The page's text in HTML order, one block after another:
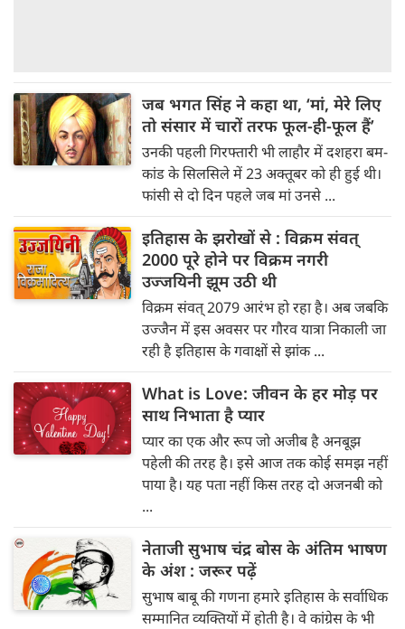
जब भगत सिंह ने कहा था, ‘मां, मेरे लिए
तो संसार में चारों तरफ फूल-ही-फूल हैं’
उनकी पहली गिरफ्तारी भी लाहौर में दशहरा बम-
कांड के सिलसिले में 23 अक्तूबर को ही हुई थी।
फांसी से दो दिन पहले जब मां उनसे ...
इतिहास के झरोखों से : विक्रम संवत्
2000 पूरे होने पर विक्रम नगरी
उज्जयिनी झूम उठी थी
विक्रम संवत् 2079 आरंभ हो रहा है। अब जबकि
उज्जैन में इस अवसर पर गौरव यात्रा निकाली जा
रही है इतिहास के गवाक्षों से झांक ...
What is Love: जीवन के हर मोड़ पर
साथ निभाता है प्यार
प्यार का एक और रूप जो अजीब है अनबूझ
पहेली की तरह है। इसे आज तक कोई समझ नहीं
पाया है। यह पता नहीं किस तरह दो अजनबी को
...
नेताजी सुभाष चंद्र बोस के अंतिम भाषण
के अंश : जरूर पढ़ें
सुभाष बाबू की गणना हमारे इतिहास के सर्वाधिक
सम्‍मानित व्‍यक्‍तियों में होती है। वे कांग्रेस के भी